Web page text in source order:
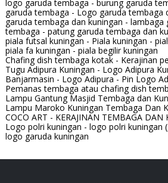
logo garuda tembaga - burung garuda
garuda tembaga - Logo garuda tembaga
garuda tembaga dan kuningan - lambaga
tembaga - patung garuda tembaga dan
piala futsal kuningan - Piala kuningan -
piala fa kuningan - piala begilir kuningan
Chafing dish tembaga kotak - Kerajinan
Tugu Adipura Kuningan - Logo Adipura
Banjarmasin - Logo Adipura - Pin Logo
Pemanas tembaga atau chafing dish
Lampu Gantung Masjid Tembaga dan
Lampu Maroko Kuningan Tembaga Dan
COCO ART - KERAJINAN TEMBAGA DAN
Logo polri kuningan - logo polri kuningan
logo garuda kuningan